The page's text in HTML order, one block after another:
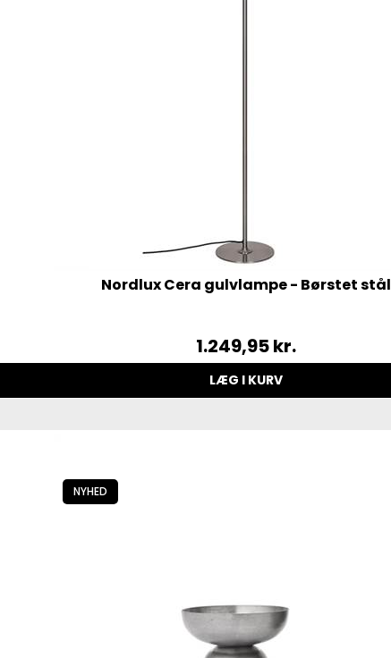
Nordlux Cera gulvlampe - Børstet stål
1.249,95kr.
LÆG I KURV
NYHED